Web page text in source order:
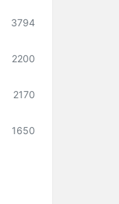
3794
2200
2170
1650